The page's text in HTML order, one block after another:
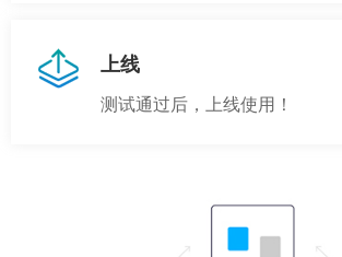
上线
测试通过后，上线使用！